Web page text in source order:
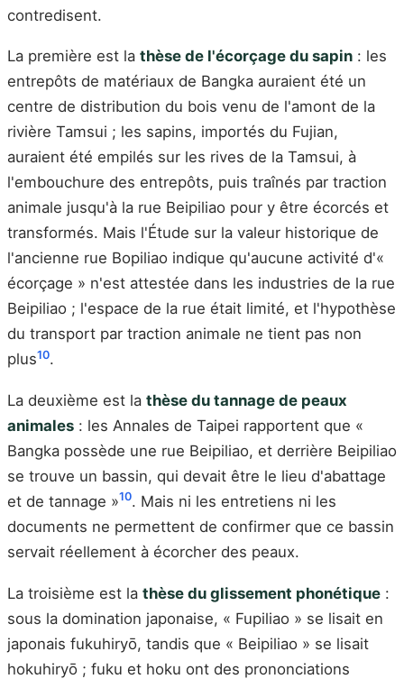
contredisent.
La première est la thèse de l'écorçage du sapin : les
entrepôts de matériaux de Bangka auraient été un
centre de distribution du bois venu de l'amont de la
rivière Tamsui ; les sapins, importés du Fujian,
auraient été empilés sur les rives de la Tamsui, à
l'embouchure des entrepôts, puis traînés par traction
animale jusqu'à la rue Beipiliao pour y être écorcés et
transformés. Mais l'Étude sur la valeur historique de
l'ancienne rue Bopiliao indique qu'aucune activité d'«
écorçage » n'est attestée dans les industries de la rue
Beipiliao ; l'espace de la rue était limité, et l'hypothèse
du transport par traction animale ne tient pas non
plus10.
La deuxième est la thèse du tannage de peaux
animales : les Annales de Taipei rapportent que «
Bangka possède une rue Beipiliao, et derrière Beipiliao
se trouve un bassin, qui devait être le lieu d'abattage
et de tannage »10. Mais ni les entretiens ni les
documents ne permettent de confirmer que ce bassin
servait réellement à écorcher des peaux.
La troisième est la thèse du glissement phonétique :
sous la domination japonaise, « Fupiliao » se lisait en
japonais fukuhiryō, tandis que « Beipiliao » se lisait
hokuhiryō ; fuku et hoku ont des prononciations